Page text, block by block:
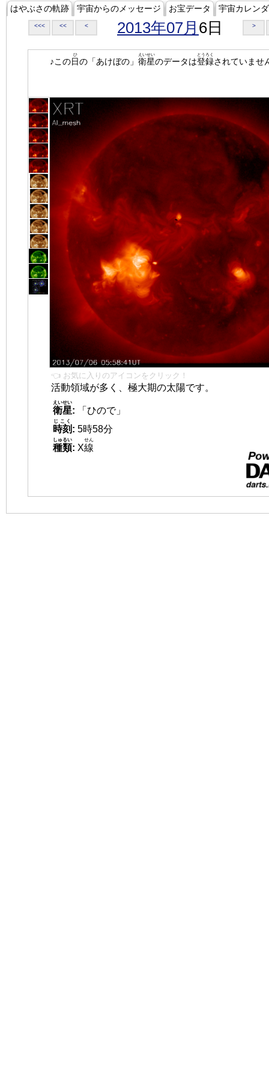
はやぶさの軌跡 宇宙からのメッセージ お宝データ 宇宙カレン
<<< << < 2013年07月 6日 >
♪この日
ひ
の「あけぼの」 衛星
えいせい
のデータは登録
とうろく
されていませ
👈 お気に入りのアイコンをクリック！
活動領域が多く、極大期の太陽です。
衛星
えいせい
:
「ひので」
時刻
じこく
: 5時58分
種類
しゅるい
: X線
せん